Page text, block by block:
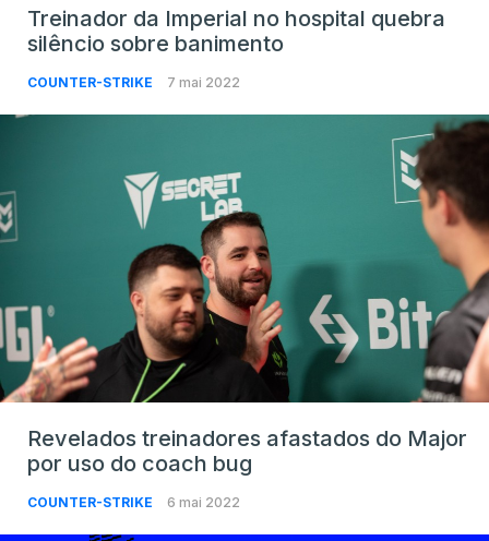
Treinador da Imperial no hospital quebra
silêncio sobre banimento
COUNTER-STRIKE 7 mai 2022
Revelados treinadores afastados do Major
por uso do coach bug
COUNTER-STRIKE 6 mai 2022